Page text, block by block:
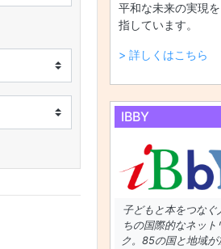
平和な未来の実現を
指しています。
> 詳しくはこちら
IBBY
子どもと本をつなぐ
ちの国際的なネット
ク。85の国と地域が